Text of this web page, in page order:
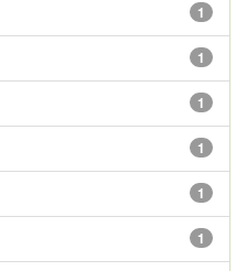
1
1
1
1
1
1